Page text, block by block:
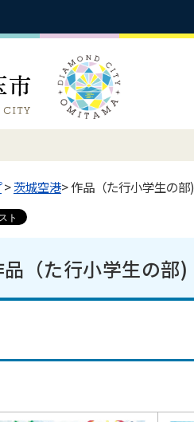
>茨城空港> 作品（た行小学生の部)
品（た行小学生の部)